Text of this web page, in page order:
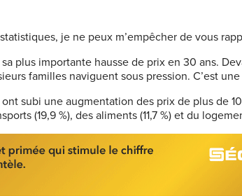
je ne peux m’empêcher de vous
plus importante hausse de prix en 30 ans.
familles naviguent sous pression. C’est
subi une augmentation des prix de plus de
(19,9 %), des aliments (11,7 %) et du